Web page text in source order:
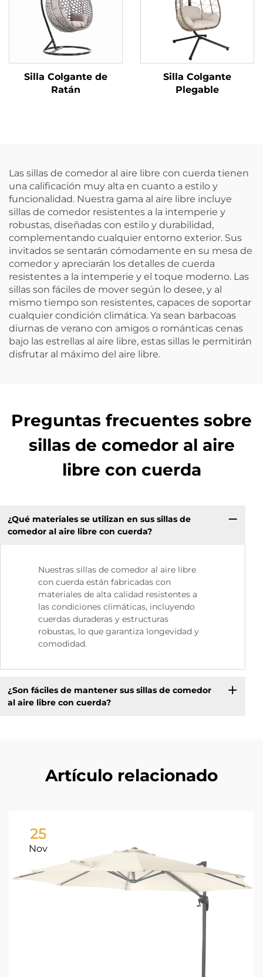
Silla Colgante de
Ratán
Silla Colgante
Plegable
Las sillas de comedor al aire libre con cuerda tienen
una calificación muy alta en cuanto a estilo y
funcionalidad. Nuestra gama al aire libre incluye
sillas de comedor resistentes a la intemperie y
robustas, diseñadas con estilo y durabilidad,
complementando cualquier entorno exterior. Sus
invitados se sentarán cómodamente en su mesa de
comedor y apreciarán los detalles de cuerda
resistentes a la intemperie y el toque moderno. Las
sillas son fáciles de mover según lo desee, y al
mismo tiempo son resistentes, capaces de soportar
cualquier condición climática. Ya sean barbacoas
diurnas de verano con amigos o románticas cenas
bajo las estrellas al aire libre, estas sillas le permitirán
disfrutar al máximo del aire libre.
Preguntas frecuentes sobre
sillas de comedor al aire
libre con cuerda
¿Qué materiales se utilizan en sus sillas de
comedor al aire libre con cuerda?
Nuestras sillas de comedor al aire libre
con cuerda están fabricadas con
materiales de alta calidad resistentes a
las condiciones climáticas, incluyendo
cuerdas duraderas y estructuras
robustas, lo que garantiza longevidad y
comodidad.
¿Son fáciles de mantener sus sillas de comedor
al aire libre con cuerda?
Artículo relacionado
25
Nov